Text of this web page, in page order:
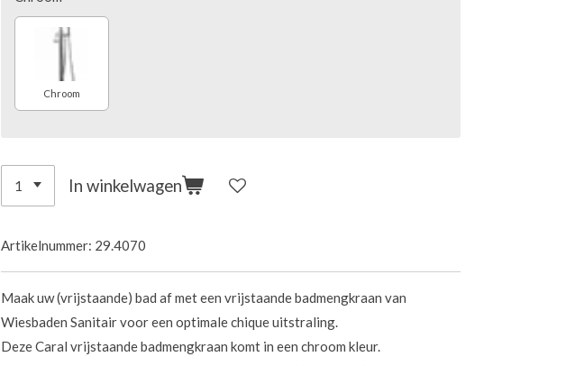
Chroom
In winkelwagen
Artikelnummer: 29.4070
Maak uw (vrijstaande) bad af met een vrijstaande badmengkraan van
Wiesbaden Sanitair voor een optimale chique uitstraling.
Deze Caral vrijstaande badmengkraan komt in een chroom kleur.